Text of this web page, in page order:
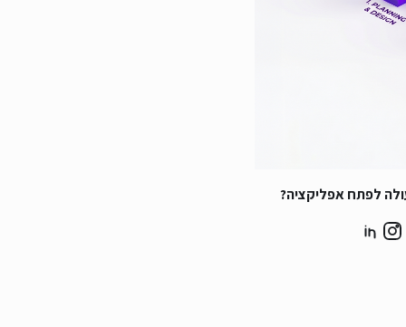
לפתח אפליקציה?